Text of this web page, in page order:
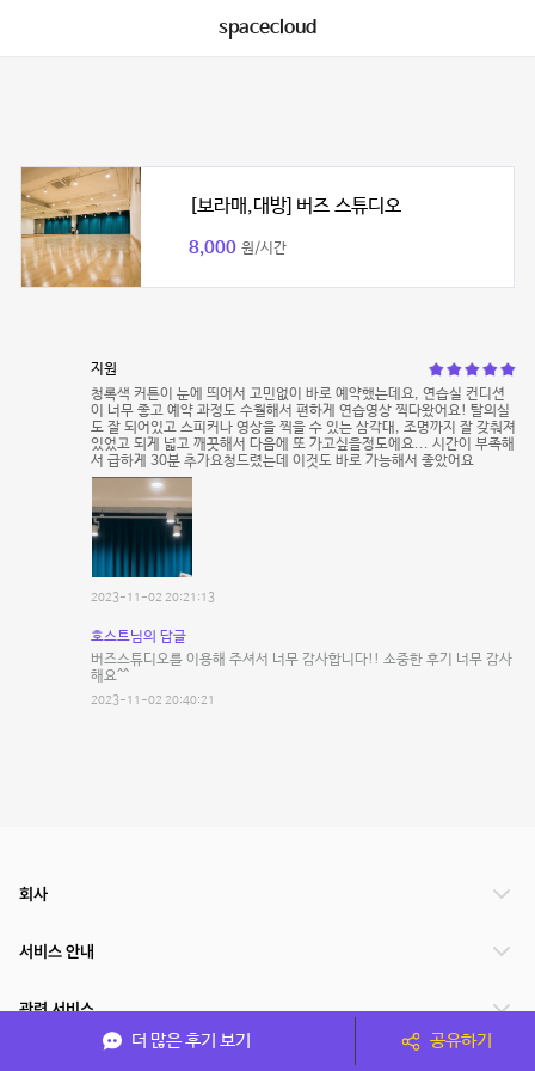
spacecloud
[보라매,대방] 버즈 스튜디오
8,000 원/시간
지원
청록색 커튼이 눈에 띄어서 고민없이 바로 예약했는데요, 연습실 컨디션
이 너무 좋고 예약 과정도 수월해서 편하게 연습영상 찍다왔어요! 탈의실
도 잘 되어있고 스피커나 영상을 찍을 수 있는 삼각대, 조명까지 잘 갖춰져
있었고 되게 넓고 깨끗해서 다음에 또 가고싶을정도에요... 시간이 부족해
서 급하게 30분 추가요청드렸는데 이것도 바로 가능해서 좋았어요
2023-11-02 20:21:13
호스트님의 답글
버즈스튜디오를 이용해 주셔서 너무 감사합니다!! 소중한 후기 너무 감사
해요^^
2023-11-02 20:40:21
더 많은 후기 보기 공유하기
회사
서비스 안내
관련 서비스